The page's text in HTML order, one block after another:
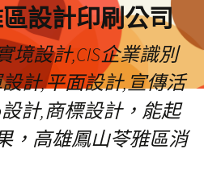
設計印刷公司
境設計,CIS企業識別
計,平面設計,宣傳活
計,商標設計，能起
，高雄鳳山苓雅區消